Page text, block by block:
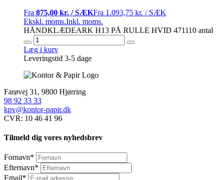
Fra 875,00 kr. / SÆKFra 1.093,75 kr. / SÆK
Ekskl. moms.Inkl. moms.
HÅNDKLÆDEARK H13 PÅ RULLE HVID 471110 antal
Læg i kurv
Leveringstid 3-5 dage
Farøvej 31, 9800 Hjørring
98 92 33 33
kpv@kontor-papir.dk
CVR: 10 46 41 96
Tilmeld dig vores nyhedsbrev
Fornavn*
Efternavn*
Email*